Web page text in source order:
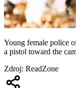
Young female police
a pistol toward the
Zdroj: ReadZone